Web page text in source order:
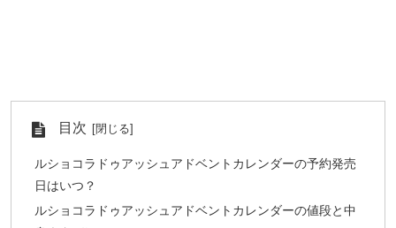
目次
ルショコラドゥアッシュアドベントカレンダーの予約発売
日はいつ？
ルショコラドゥアッシュアドベントカレンダーの値段と中